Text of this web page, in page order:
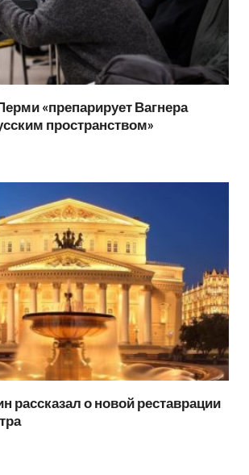
«препарирует Вагнера
пространством»
рассказал о новой реставрации